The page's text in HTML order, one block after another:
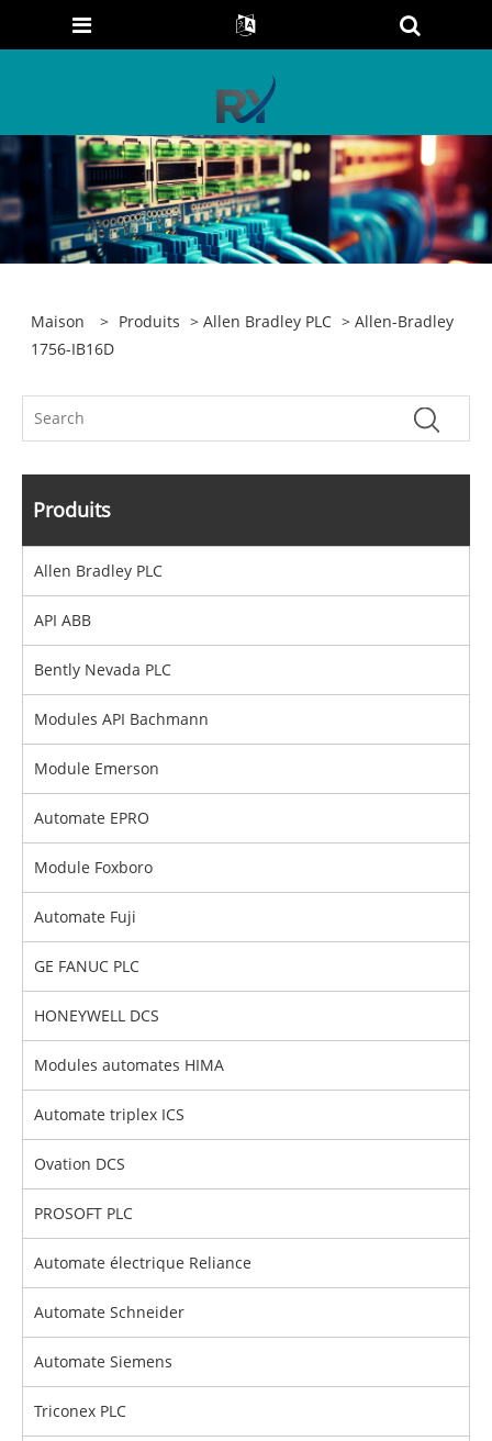
Maison > Produits >Allen Bradley PLC > Allen-Bradley
1756-IB16D
Produits
Allen Bradley PLC
API ABB
Bently Nevada PLC
Modules API Bachmann
Module Emerson
Automate EPRO
Module Foxboro
Automate Fuji
GE FANUC PLC
HONEYWELL DCS
Modules automates HIMA
Automate triplex ICS
Ovation DCS
PROSOFT PLC
Automate électrique Reliance
Automate Schneider
Automate Siemens
Triconex PLC